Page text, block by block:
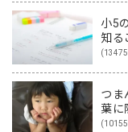
小5
知る
つま
葉に